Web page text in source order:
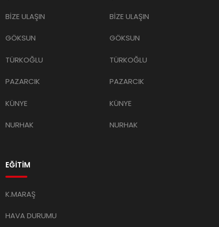
BİZE ULAŞIN
GÖKSUN
TÜRKOĞLU
PAZARCIK
KÜNYE
NURHAK
BİZE ULAŞIN
GÖKSUN
TÜRKOĞLU
PAZARCIK
KÜNYE
NURHAK
EĞİTİM
K.MARAŞ
HAVA DURUMU